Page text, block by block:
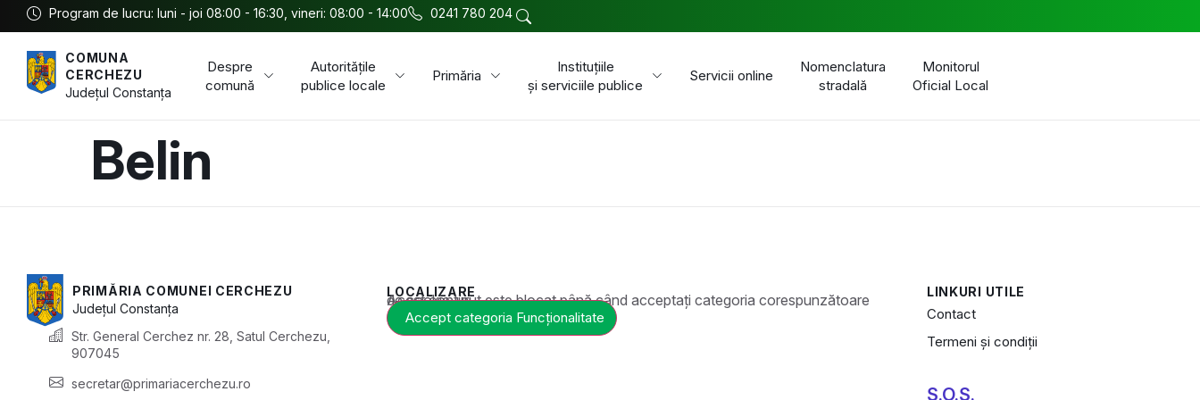
Program de lucru: luni - joi 08:00 - 16:30, vineri: 08:00 - 14:00 0241 780 204
COMUNA
CERCHEZU
JudețulConstanța
Despre
comună
Autoritățile
publice locale
Primăria
Instituțiile
și serviciile publice
Servicii online
Nomenclatura
stradală
Monitorul
Oficial Local
Belin
PRIMĂRIA COMUNEI CERCHEZU
JudețulConstanța
Str. General Cerchez nr. 28, Satul Cerchezu,
907045
secretar@primariacerchezu.ro
LOCALIZARE
Acest conținut este blocat până când acceptați categoria corespunzătoare de cookie-uri.
Accept categoria Funcționalitate
LINKURI UTILE
Contact
Termeni și condiții
S.O.S.